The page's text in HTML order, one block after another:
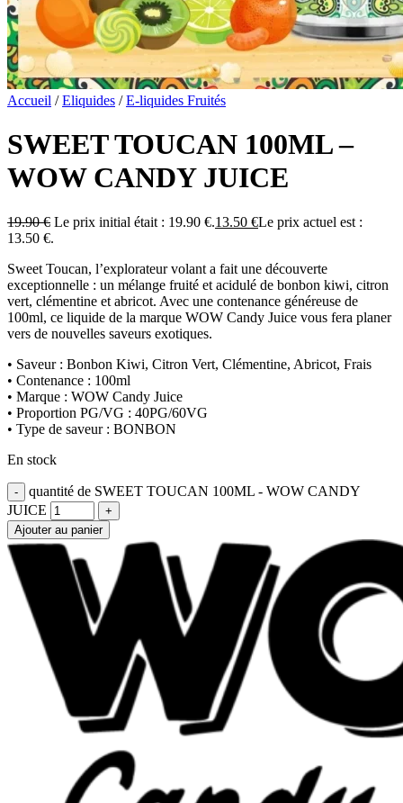
Accueil / Eliquides / E-liquides Fruités
SWEET TOUCAN 100ML –
WOW CANDY JUICE
19.90€ Le prix initial était : 19.90 €.13.50 €Le prix actuel est :
13.50 €.
Sweet Toucan, l’explorateur volant a fait une découverte
exceptionnelle : un mélange fruité et acidulé de bonbon kiwi, citron
vert, clémentine et abricot. Avec une contenance généreuse de
100ml, ce liquide de la marque WOW Candy Juice vous fera planer
vers de nouvelles saveurs exotiques.
• Saveur : Bonbon Kiwi, Citron Vert, Clémentine, Abricot, Frais
• Contenance : 100ml
• Marque : WOW Candy Juice
• Proportion PG/VG : 40PG/60VG
• Type de saveur : BONBON
En stock
quantité de SWEET TOUCAN 100ML - WOW CANDY
JUICE
Ajouter au panier